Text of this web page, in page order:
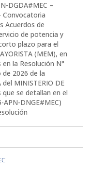
DGDA#MEC –
Convocatoria
Acuerdos de
de potencia y
plazo para el
(MEM), en
la Resolución N°
2026 de la
del MINISTERIO DE
que se detallan en el
APN-DNGE#MEC)